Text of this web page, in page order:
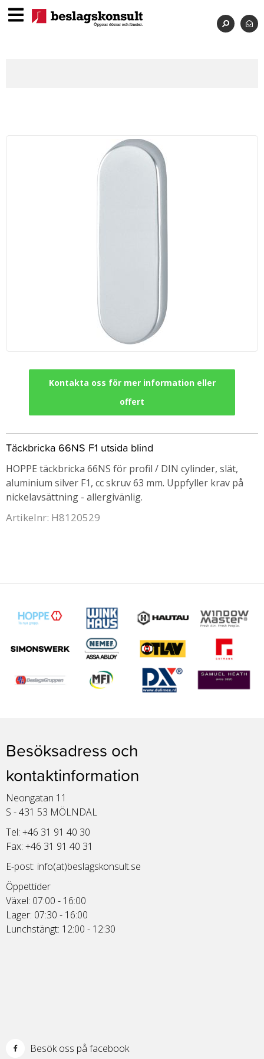
Kontakta oss för mer information eller
offert
Täckbricka 66NS F1 utsida blind
HOPPE täckbricka 66NS för profil / DIN cylinder, slät,
aluminium silver F1, cc skruv 63 mm. Uppfyller krav på
nickelavsättning - allergivänlig.
Artikelnr: H8120529
Besöksadress och
kontaktinformation
Neongatan 11
S - 431 53 MÖLNDAL
Tel: +46 31 91 40 30
Fax: +46 31 91 40 31
E-post: info(at)beslagskonsult.se
Öppettider
Växel: 07:00 - 16:00
Lager: 07:30 - 16:00
Lunchstängt: 12:00 - 12:30
Besök oss på facebook